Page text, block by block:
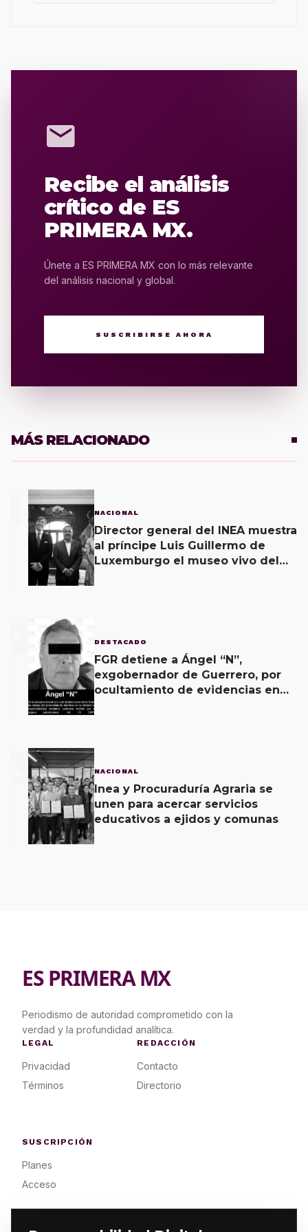
mail
Recibe el análisis
crítico de ES
PRIMERA MX.
Únete a ES PRIMERA MX con lo más relevante
del análisis nacional y global.
SUSCRIBIRSE AHORA
MÁS RELACIONADO
NACIONAL
Director general del INEA muestra
al príncipe Luis Guillermo de
Luxemburgo el museo vivo del
DESTACADO
FGR detiene a Ángel “N”,
exgobernador de Guerrero, por
ocultamiento de evidencias en
3 NACIONAL
Inea y Procuraduría Agraria se
unen para acercar servicios
educativos a ejidos y comunas
ES PRIMERA MX
Periodismo de autoridad comprometido con la
verdad y la profundidad analítica.
LEGAL
Privacidad
Términos
REDACCIÓN
Contacto
Directorio
SUSCRIPCIÓN
Planes
Acceso